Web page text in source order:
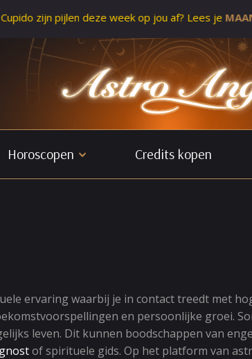
pijlen deze week op jou af? Lees jeMAAND
Horoscopen Credits kopen
ervaring waarbij je in contact treedt met
en persoonlijke groei.
leven. Dit kunnen boodschappen van
of spirituele gids. Op het platform van